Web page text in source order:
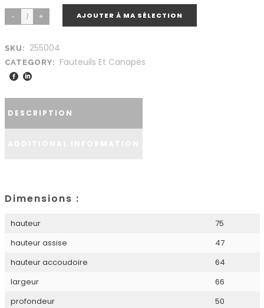
AJOUTER À MA SÉLECTION
SKU: 255004
CATEGORY: Fauteuils Et Canapés
DESCRIPTION
Dimensions :
hauteur
75
hauteur assise
47
hauteur accoudoire
64
largeur
66
profondeur
50